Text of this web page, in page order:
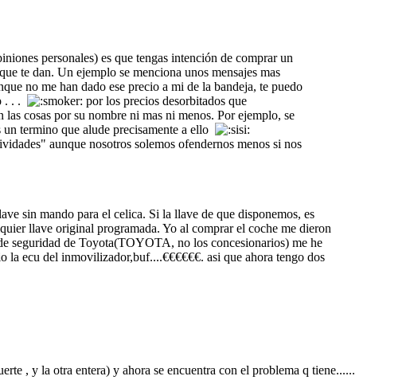
personales) es que tengas intención de comprar un
te dan. Un ejemplo se menciona unos mensajes mas
no me han dado ese precio a mi de la bandeja, te puedo
. . .
por los precios desorbitados que
cosas por su nombre ni mas ni menos. Por ejemplo, se
termino que alude precisamente a ello
aunque nosotros solemos ofendernos menos si nos
sin mando para el celica. Si la llave de que disponemos, es
llave original programada. Yo al comprar el coche me dieron
seguridad de Toyota(TOYOTA, no los concesionarios) me he
la ecu del inmovilizador,buf....€€€€€€. asi que ahora tengo dos
, y la otra entera) y ahora se encuentra con el problema q tiene......